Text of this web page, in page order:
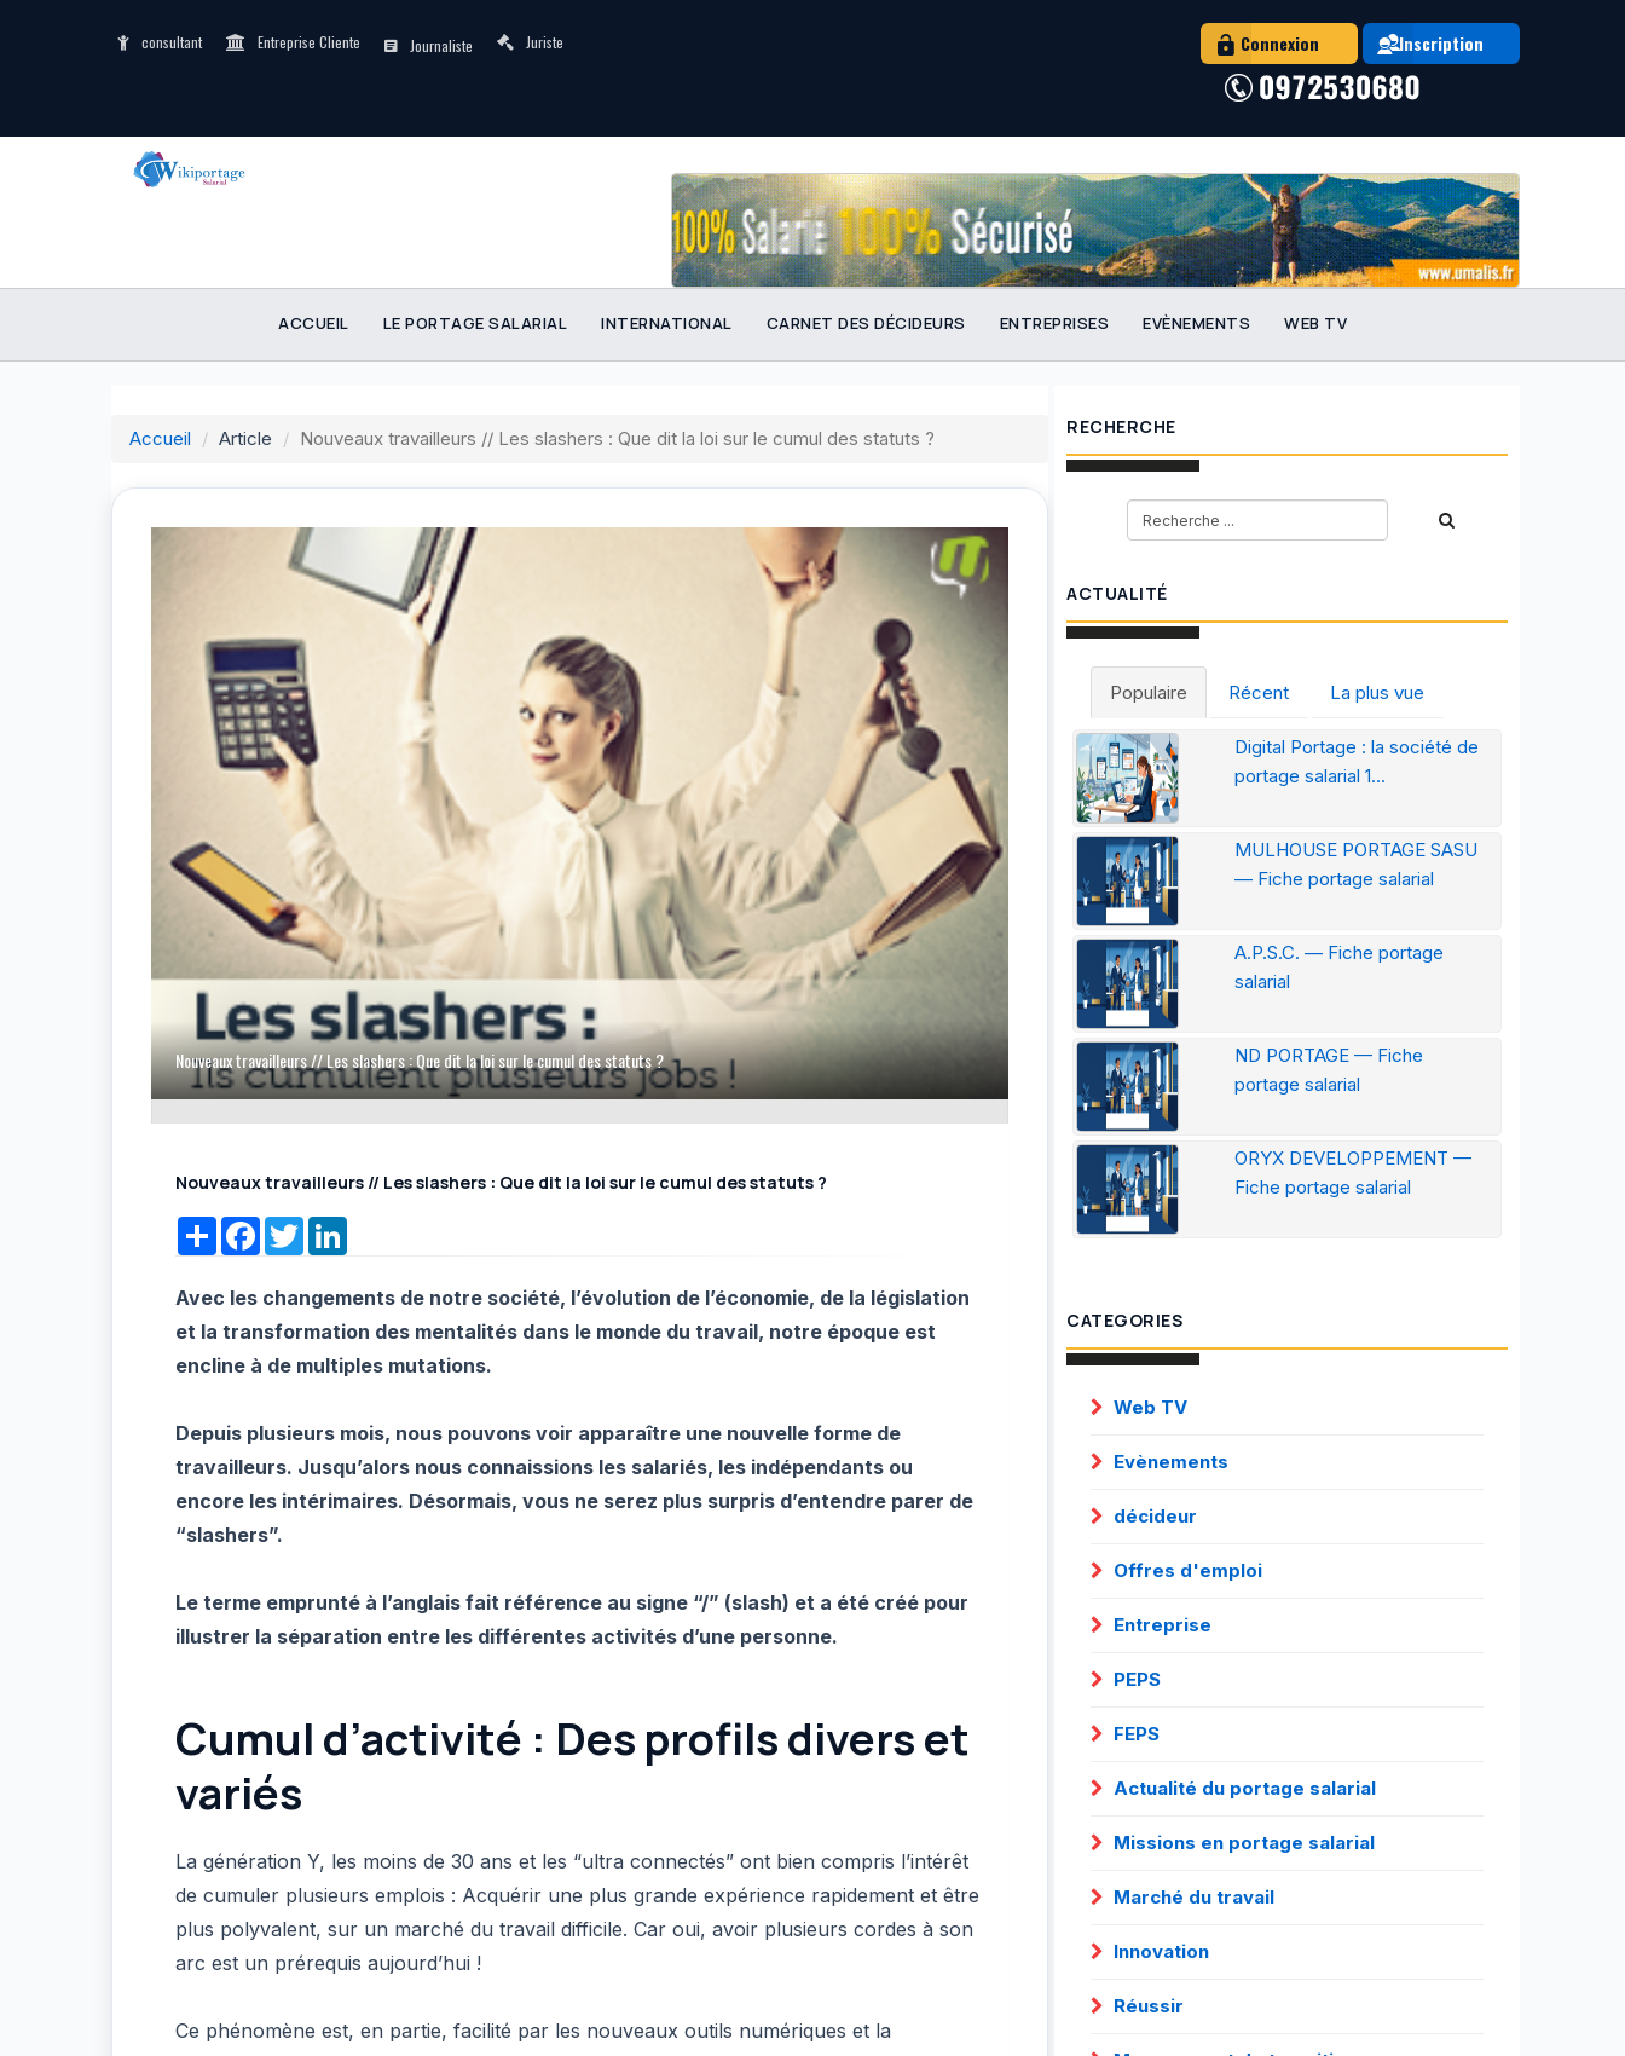
consultant Entreprise Cliente Journaliste Juriste Connexion Inscription
ACCUEIL LE PORTAGE SALARIAL INTERNATIONAL CARNET DES DÉCIDEURS ENTREPRISES EVÈNEMENTS WEB TV
Accueil Article Nouveaux travailleurs // Les slashers : Que dit la loi sur le cumul des statuts ?
Nouveaux travailleurs // Les slashers : Que dit la loi sur le cumul des statuts ?
Nouveaux travailleurs // Les slashers : Que dit la loi sur le cumul des statuts ?
ShareFacebook
Twitter
Avec les changements de notre société, l’évolution de l’économie, de la législation
et la transformation des mentalités dans le monde du travail, notre époque est
encline à de multiples mutations.
Depuis plusieurs mois, nous pouvons voir apparaître une nouvelle forme de
travailleurs. Jusqu’alors nous connaissions les salariés, les indépendants ou
encore les intérimaires. Désormais, vous ne serez plus surpris d’entendre parer de
“slashers”.
Le terme emprunté à l’anglais fait référence au signe “/” (slash) et a été créé pour
illustrer la séparation entre les différentes activités d’une personne.
Cumul d’activité : Des profils divers et
variés
La génération Y, les moins de 30 ans et les “ultra connectés” ont bien compris l’intérêt
de cumuler plusieurs emplois : Acquérir une plus grande expérience rapidement et être
plus polyvalent, sur un marché du travail difficile. Car oui, avoir plusieurs cordes à son
arc est un prérequis aujourd’hui !
Ce phénomène est, en partie, facilité par les nouveaux outils numériques et la
RECHERCHE
ACTUALITÉ
Populaire Récent La plus vue
Digital Portage : la société de
portage salarial 1...
MULHOUSE PORTAGE SASU
— Fiche portage salarial
A.P.S.C. — Fiche portage
salarial
ND PORTAGE — Fiche
portage salarial
ORYX DEVELOPPEMENT —
Fiche portage salarial
CATEGORIES
Web TV
Evènements
décideur
Offres d'emploi
Entreprise
PEPS
FEPS
Actualité du portage salarial
Missions en portage salarial
Marché du travail
Innovation
Réussir